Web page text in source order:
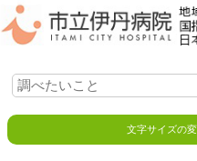
文字サイズの